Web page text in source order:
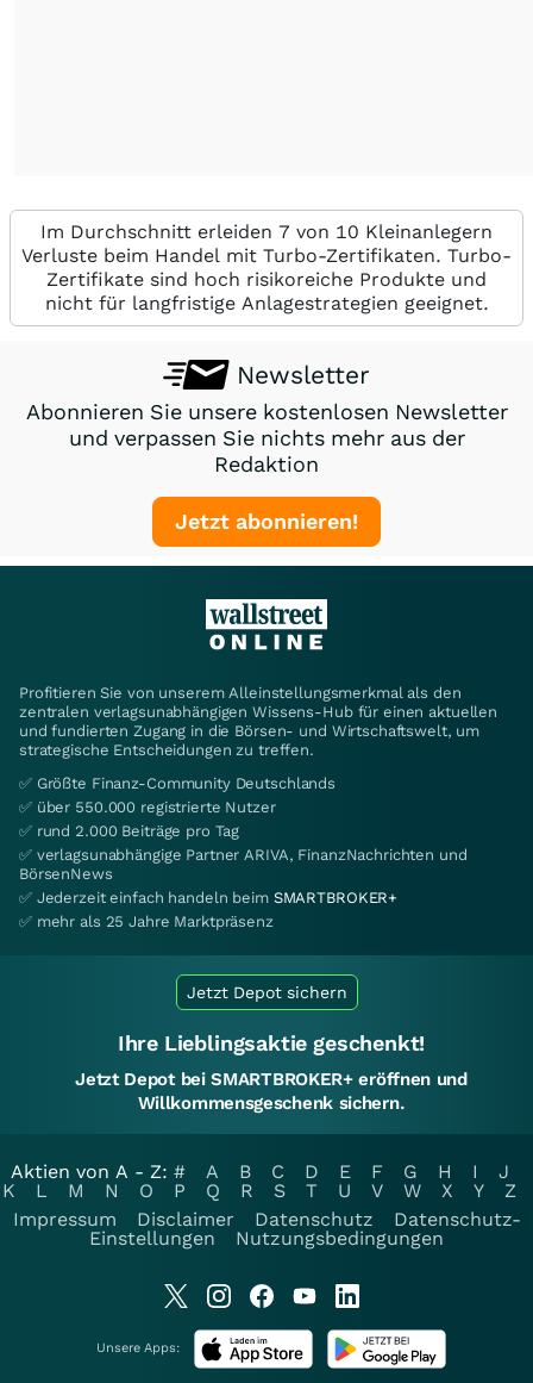
Im Durchschnitt erleiden 7 von 10 Kleinanlegern
Verluste beim Handel mit Turbo-Zertifikaten. Turbo-
Zertifikate sind hoch risikoreiche Produkte und
nicht für langfristige Anlagestrategien geeignet.
Newsletter
Abonnieren Sie unsere kostenlosen Newsletter
und verpassen Sie nichts mehr aus der
Redaktion
Jetzt abonnieren!
Profitieren Sie von unserem Alleinstellungsmerkmal als den
zentralen verlagsunabhängigen Wissens-Hub für einen aktuellen
und fundierten Zugang in die Börsen- und Wirtschaftswelt, um
strategische Entscheidungen zu treffen.
✅ Größte Finanz-Community Deutschlands
✅ über 550.000 registrierte Nutzer
✅ rund 2.000 Beiträge pro Tag
✅ verlagsunabhängige Partner ARIVA, FinanzNachrichten und
BörsenNews
✅ Jederzeit einfach handeln beim SMARTBROKER+
✅ mehr als 25 Jahre Marktpräsenz
Jetzt Depot sichern
Ihre Lieblingsaktie geschenkt!
Jetzt Depot bei SMARTBROKER+ eröffnen und
Willkommensgeschenk sichern.
Aktien von A - Z: # A B C D E F G H I
J
K
L M N O P Q R S T U V W X Y
Z
Impressum
Disclaimer Datenschutz
Datenschutz-
Einstellungen
Nutzungsbedingungen
Unsere Apps: